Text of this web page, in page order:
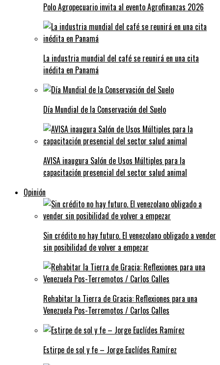
Polo Agropecuario invita al evento Agrofinanzas 2026
La industria mundial del café se reunirá en una cita
inédita en Panamá
Día Mundial de la Conservación del Suelo
AVISA inaugura Salón de Usos Múltiples para la
capacitación presencial del sector salud animal
Opinión
Sin crédito no hay futuro. El venezolano obligado a vender
sin posibilidad de volver a empezar
Rehabitar la Tierra de Gracia: Reflexiones para una
Venezuela Pos-Terremotos / Carlos Calles
Estirpe de sol y fe – Jorge Euclídes Ramírez